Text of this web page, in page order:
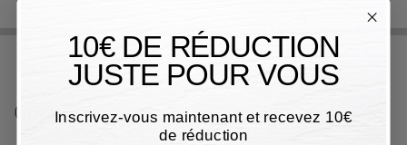
Guidi Calzature
10€ DE RÉDUCTION
JUSTE POUR VOUS
Inscrivez-vous maintenant et recevez 10€
de réduction